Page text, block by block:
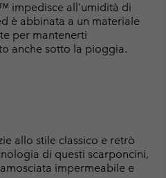
impedisce all’umidità di
è abbinata a un materiale
per mantenerti
anche sotto la pioggia.
allo stile classico e retrò
di questi scarponcini,
impermeabile e